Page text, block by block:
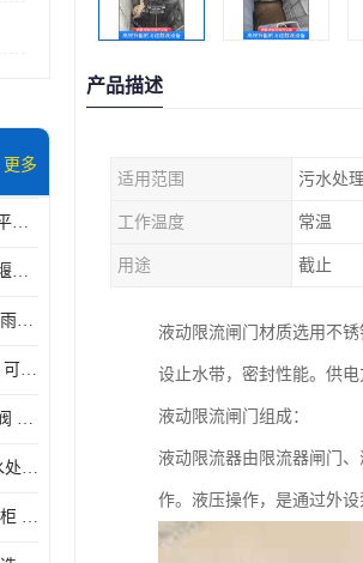
更多
大连高压水力清洗毛刷水平自清洁滚刷 水力自动冲洗系统 水力清洗
成都液动旋转式堰门旋转堰门 自动控制 SUS304
玻璃钢预制检查井 装配式雨水污水井 初期弃流井 源头厂家
3D智能喷射器冲洗距离长 可270度旋转 高强度水压远距离喷洗
不锈钢雨污分流浮筒限流阀 DN150-DN1000 品质可信
hmpp一体化预制泵站 污水处理系统 乡镇学校市政排水 厂家供应
柔性气动雨污截流阀 控制柜 远程控制安全性高检修方便
产品描述
适用范围 污水处理
工作温度 常温
用途 截止
液动限流闸门材质选用不
设止水带，密封性能。供电
液动限流闸门组成：
液动限流器由限流器闸门
作。液压操作，是通过外